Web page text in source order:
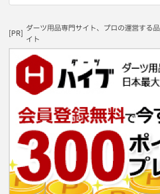
[PR]
ダーツ用品専門サイト、プロの運営する
イト